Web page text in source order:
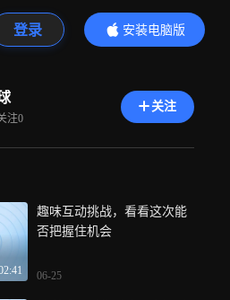
登录
安装电脑版
内容更精彩
注0
关注
趣味互动挑战，看看这次能
否把握住机会
06-25